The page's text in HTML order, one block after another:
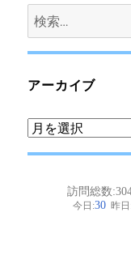
検
索:
アーカイブ
ア
ー